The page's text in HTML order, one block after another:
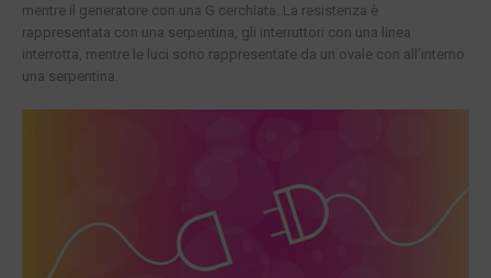
mentre il generatore con una G cerchiata. La resistenza è
rappresentata con una serpentina, gli interruttori con una linea
interrotta, mentre le luci sono rappresentate da un ovale con all’interno
una serpentina.